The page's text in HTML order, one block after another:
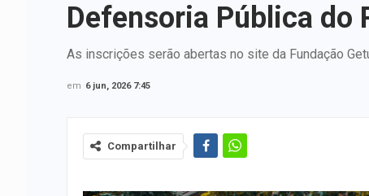
Defensoria Pública do
As inscrições serão abertas no site da Fundação
em 6 jun, 2026 7:45
Compartilhar